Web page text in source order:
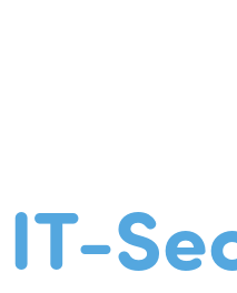
IT-